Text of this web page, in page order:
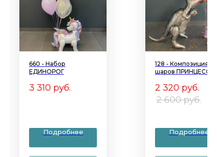
660 - Набор
ЕДИНОРОГ
3 310 руб.
Подробнее
128 - Композиция из
шаров ПРИНЦЕССА
2 320 руб.
2 600 руб.
Подробнее